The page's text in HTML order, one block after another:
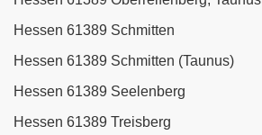
Hessen 61389 Schmitten
Hessen 61389 Schmitten (Taunus)
Hessen 61389 Seelenberg
Hessen 61389 Treisberg